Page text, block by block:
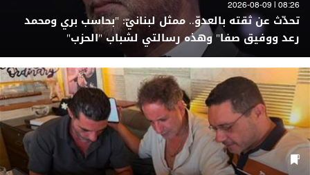
08:26 | 2026-08-09
تحدّث عن ثقته بالعدوّ.. ممثل لبنانيّ: "بحاسب بري ومحمد
رعد ووفيق صفا" وهذه رسالتي لشباب "الحزب"